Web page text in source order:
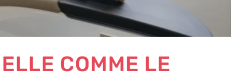
COMME LE